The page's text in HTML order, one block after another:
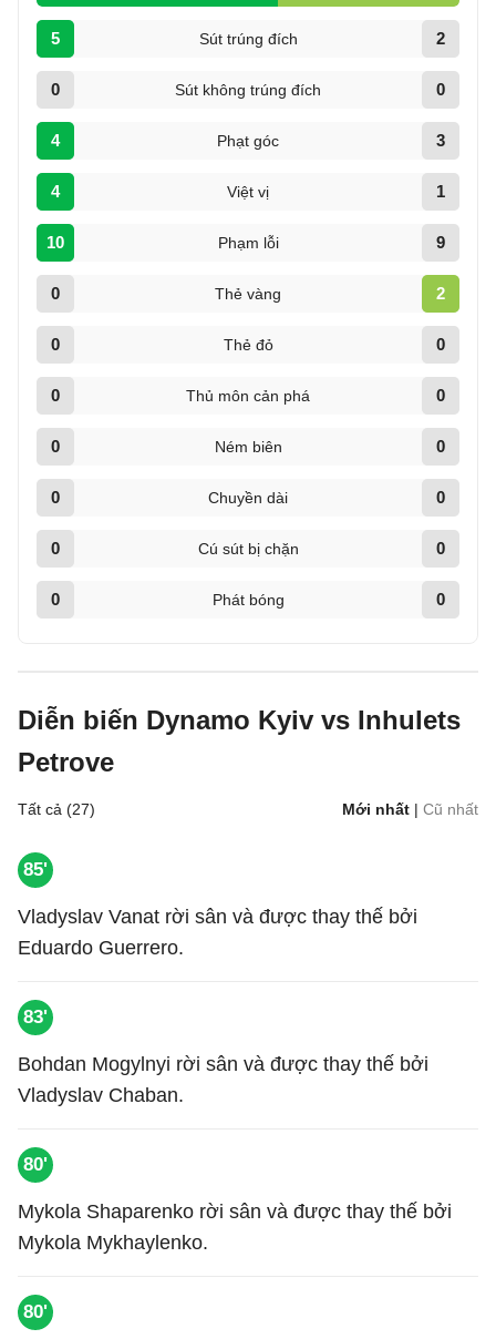
5 Sút trúng đích 2
0 Sút không trúng đích 0
4 Phạt góc 3
4 Việt vị 1
10 Phạm lỗi 9
0 Thẻ vàng 2
0 Thẻ đỏ 0
0 Thủ môn cản phá 0
0 Ném biên 0
0 Chuyền dài 0
0 Cú sút bị chặn 0
0 Phát bóng 0
Diễn biến Dynamo Kyiv vs Inhulets
Petrove
Tất cả (27) Mới nhất | Cũ nhất
85'
Vladyslav Vanat rời sân và được thay thế bởi
Eduardo Guerrero.
83'
Bohdan Mogylnyi rời sân và được thay thế bởi
Vladyslav Chaban.
80'
Mykola Shaparenko rời sân và được thay thế bởi
Mykola Mykhaylenko.
80'